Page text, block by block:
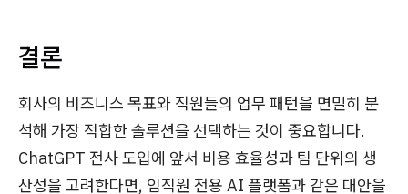
결론
회사의 비즈니스 목표와 직원들의 업무 패턴을 면밀히 분
석해 가장 적합한 솔루션을 선택하는 것이 중요합니다.
ChatGPT 전사 도입에 앞서 비용 효율성과 팀 단위의 생
산성을 고려한다면, 임직원 전용 AI 플랫폼과 같은 대안을